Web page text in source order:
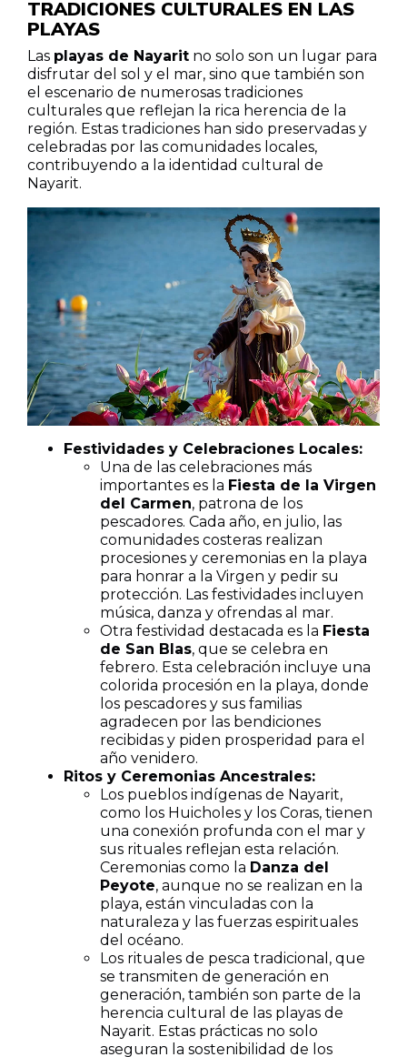
TRADICIONES CULTURALES EN LAS
PLAYAS
Las playas de Nayarit no solo son un lugar para
disfrutar del sol y el mar, sino que también son
el escenario de numerosas tradiciones
culturales que reflejan la rica herencia de la
región. Estas tradiciones han sido preservadas y
celebradas por las comunidades locales,
contribuyendo a la identidad cultural de
Nayarit.
Festividades y Celebraciones Locales:
Una de las celebraciones más
importantes es la Fiesta de la Virgen
del Carmen, patrona de los
pescadores. Cada año, en julio, las
comunidades costeras realizan
procesiones y ceremonias en la playa
para honrar a la Virgen y pedir su
protección. Las festividades incluyen
música, danza y ofrendas al mar.
Otra festividad destacada es la Fiesta
de San Blas, que se celebra en
febrero. Esta celebración incluye una
colorida procesión en la playa, donde
los pescadores y sus familias
agradecen por las bendiciones
recibidas y piden prosperidad para el
año venidero.
Ritos y Ceremonias Ancestrales:
Los pueblos indígenas de Nayarit,
como los Huicholes y los Coras, tienen
una conexión profunda con el mar y
sus rituales reflejan esta relación.
Ceremonias como la Danza del
Peyote, aunque no se realizan en la
playa, están vinculadas con la
naturaleza y las fuerzas espirituales
del océano.
Los rituales de pesca tradicional, que
se transmiten de generación en
generación, también son parte de la
herencia cultural de las playas de
Nayarit. Estas prácticas no solo
aseguran la sostenibilidad de los